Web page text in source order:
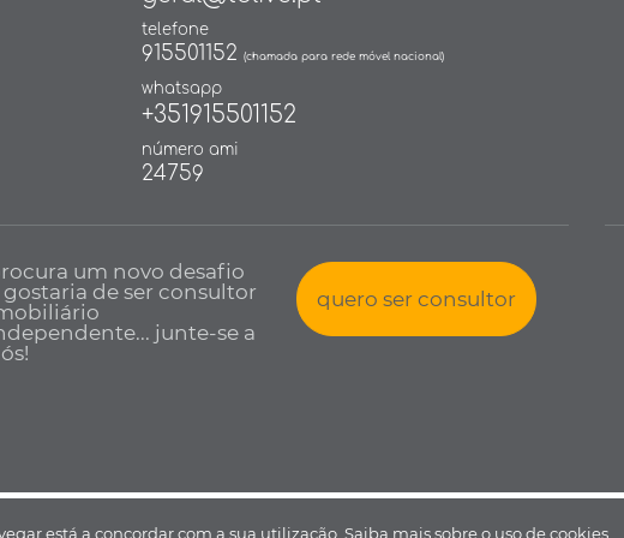
telefone
915501152 (chamada para rede móvel nacional)
whatsapp
+351915501152
número ami
24759
um novo desafio
gostaria de ser consultor
junte-se a
quero ser consultor
Portugal © todos os direitos reservados •Política de Privacidade• Livro de
está a concordar com a sua utilização. Saiba mais sobre o uso de cookies.